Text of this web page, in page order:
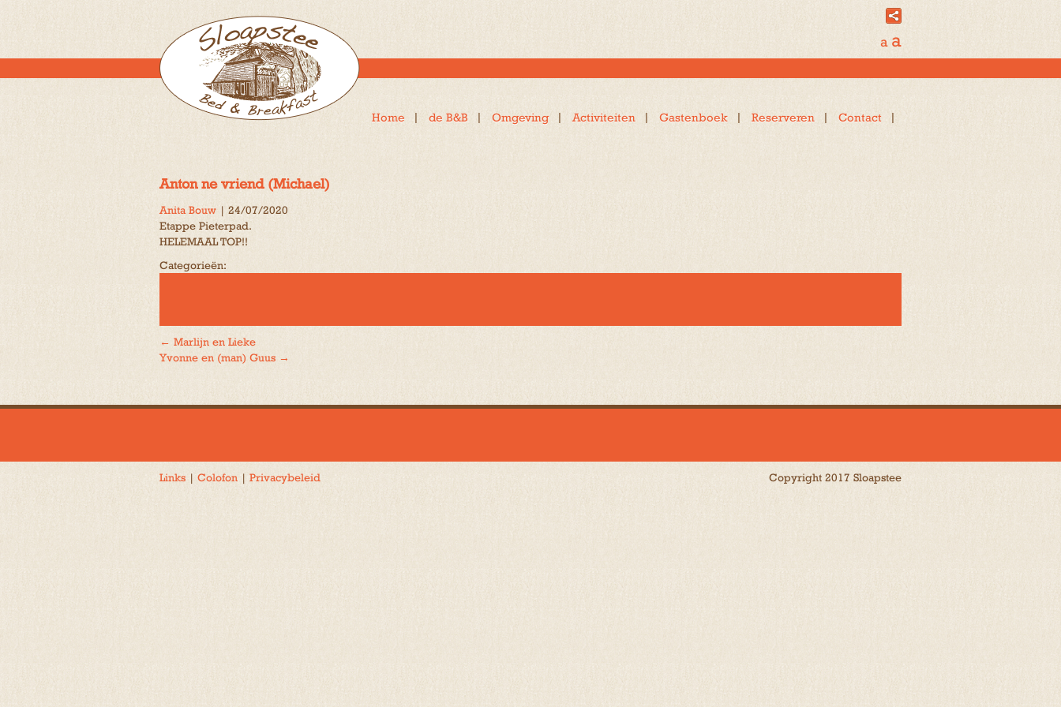
a a
Home de B&B Omgeving Activiteiten Gastenboek Reserveren Contact
Anton ne vriend (Michael)
Anita Bouw | 24/07/2020
Etappe Pieterpad.
HELEMAAL TOP!!
Categorieën:
Bericht
← Marlijn en Lieke
Yvonne en (man) Guus →
Links | Colofon | Privacybeleid Copyright 2017 Sloapstee